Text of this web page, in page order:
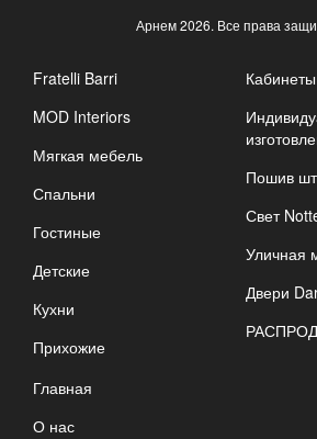
Арнем2026. Все права
Fratelli Barri
MOD Interiors
Мягкая мебель
Спальни
Гостиные
Детские
Кухни
Прихожие
Кабинеты
Пошив
Свет
Уличная
Двери
Главная
О нас